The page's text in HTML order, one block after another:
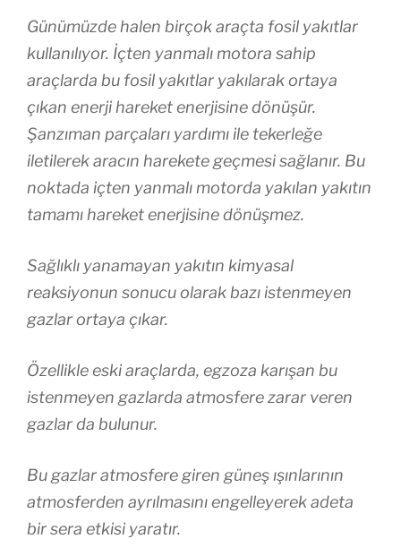
Günümüzde halen birçok araçta fosil yakıtlar
kullanılıyor. İçten yanmalı motora sahip
araçlarda bu fosil yakıtlar yakılarak ortaya
çıkan enerji hareket enerjisine dönüşür.
Şanzıman parçaları yardımı ile tekerleğe
iletilerek aracın harekete geçmesi sağlanır. Bu
noktada içten yanmalı motorda yakılan yakıtın
tamamı hareket enerjisine dönüşmez.
Sağlıklı yanamayan yakıtın kimyasal
reaksiyonun sonucu olarak bazı istenmeyen
gazlar ortaya çıkar.
Özellikle eski araçlarda, egzoza karışan bu
istenmeyen gazlarda atmosfere zarar veren
gazlar da bulunur.
Bu gazlar atmosfere giren güneş ışınlarının
atmosferden ayrılmasını engelleyerek adeta
bir sera etkisi yaratır.